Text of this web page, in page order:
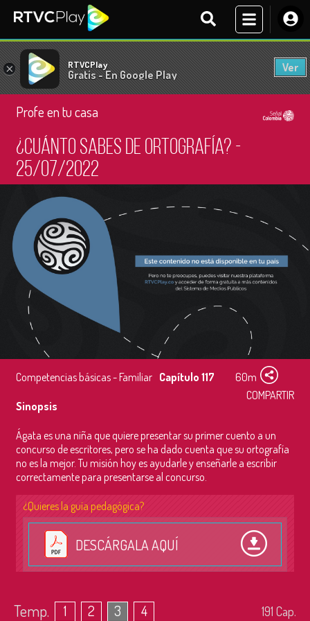
× RTVCPlay
Gratis - En Google Play
Ver
Profe en tu casa
¿Cuánto sabes de ortografía? -
25/07/2022
Competencias básicas - Familiar Capítulo 117
60m
COMPARTIR
Sinopsis
Ágata es una niña que quiere presentar su primer cuento a un
concurso de escritores, pero se ha dado cuenta que su ortografía
no es la mejor. Tu misión hoy es ayudarle y enseñarle a escribir
correctamente para presentarse al concurso.
¿Quieres la guía pedagógica?
DESCÁRGALA AQUÍ
Temp. 1 2 3 4 191 Cap.